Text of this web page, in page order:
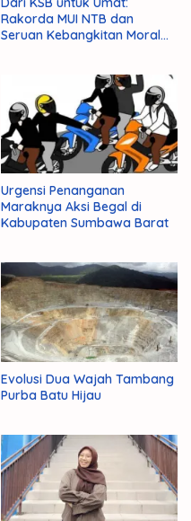
Rakorda MUI NTB dan
Seruan Kebangkitan Moral
Urgensi Penanganan
Maraknya Aksi Begal di
Kabupaten Sumbawa Barat
Evolusi Dua Wajah Tambang
Purba Batu Hijau